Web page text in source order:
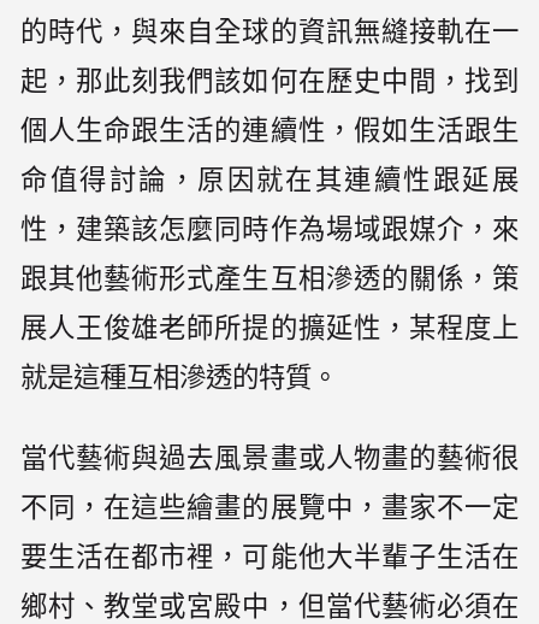
的時代，與來自全球的資訊無縫接軌在一
起，那此刻我們該如何在歷史中間，找到
個人生命跟生活的連續性，假如生活跟生
命值得討論，原因就在其連續性跟延展
性，建築該怎麼同時作為場域跟媒介，來
跟其他藝術形式產生互相滲透的關係，策
展人王俊雄老師所提的擴延性，某程度上
就是這種互相滲透的特質。
當代藝術與過去風景畫或人物畫的藝術很
不同，在這些繪畫的展覽中，畫家不一定
要生活在都市裡，可能他大半輩子生活在
鄉村、教堂或宮殿中，但當代藝術必須在